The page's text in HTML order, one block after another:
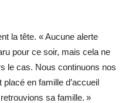
la tête. « Aucune alerte
pour ce soir, mais cela ne
le cas. Nous continuons nos
en famille d’accueil
sa famille. »